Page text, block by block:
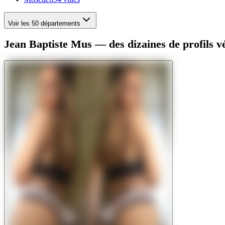
Voir les 50 départements
Jean Baptiste Mus — des dizaines de profils